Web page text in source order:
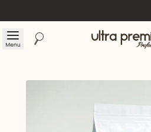
Menu Rechercher Accueil